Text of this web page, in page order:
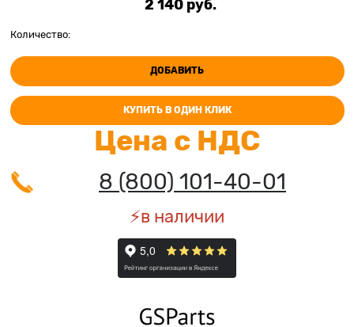
2 140 руб.
Количество:
ДОБАВИТЬ
КУПИТЬ В ОДИН КЛИК
Цена с НДС
8 (800) 101-40-01
⚡️в наличии